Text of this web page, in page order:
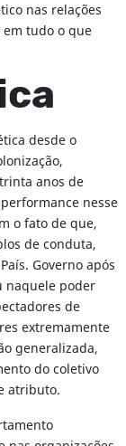
nas relações
tudo o que
desde o
anos de
nesse
o fato de que,
de conduta,
Governo após
naquele poder
de
extremamente
generalizada,
do coletivo
atributo.